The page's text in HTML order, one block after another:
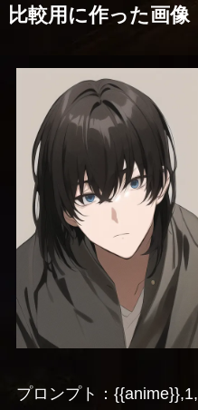
比較用に作った画像
プロンプト：{{anime}},1,